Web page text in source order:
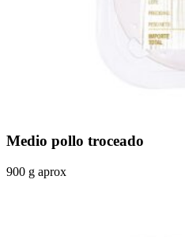
Medio pollo troceado
900 g aprox